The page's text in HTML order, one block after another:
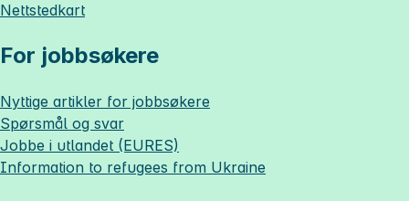
Nettstedkart
For jobbsøkere
Nyttige artikler for jobbsøkere
Spørsmål og svar
Jobbe i utlandet (EURES)
Information to refugees from Ukraine